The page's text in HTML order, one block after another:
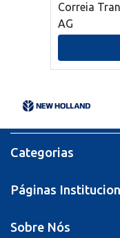
Correia
AG
Categorias
Páginas
Sobre Nós